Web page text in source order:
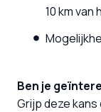
10 km
Ben je
Grijp deze